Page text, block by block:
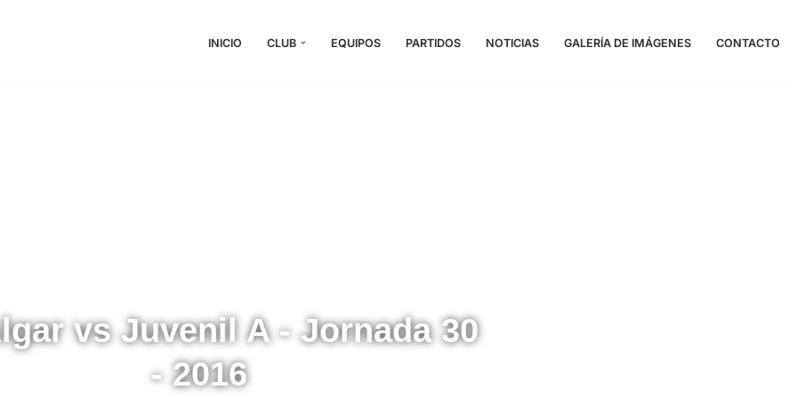
INICIO CLUB EQUIPOS PARTIDOS NOTICIAS GALERÍA DE IMÁGENES CONTACTO
vs Juvenil A - Jornada 30
- 2016